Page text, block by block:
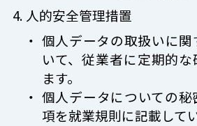
人的安全管理措置
個人データの取扱いに
いて、従業者に定期的
ます。
個人データについての
項を就業規則に記載してい